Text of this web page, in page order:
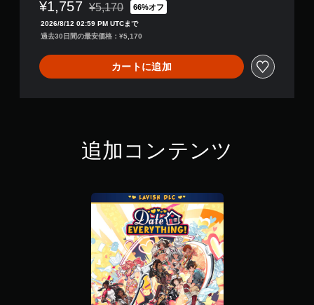
¥1,757 通常価格¥5,170より値引き
¥5,170 66%オフ
2026/8/12 02:59 PM UTCまで
過去30日間の最安価格：¥5,170
カートに追加
追加コンテンツ